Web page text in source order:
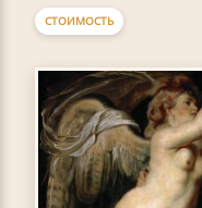
СТОИМОСТЬ